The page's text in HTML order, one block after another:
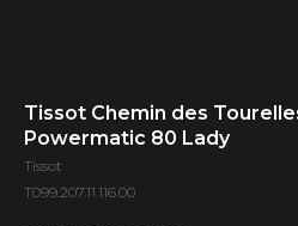
Tissot Chemin des
Powermatic 80 Lady
Tissot
T099.207.11.116.00